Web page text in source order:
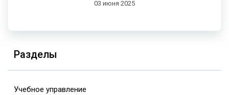
03 июня 2025
Разделы
Учебное управление